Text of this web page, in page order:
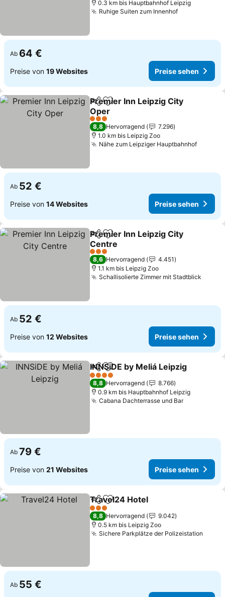
0.3 km bis Hauptbahnhof Leipzig
Ruhige Suiten zum InnenhofPreise sehen
Ab 64 €
Preise von 19 Websites Preise sehen
TeilenZu Favoriten hinzufügen
Premier Inn Leipzig City
Oper
Preise sehen
3 Sterne
8,8 Hervorragend
7.296
1.0 km bis Leipzig Zoo
Nähe zum Leipziger HauptbahnhofPreise
Ab 52 €
Preise von 14 Websites Preise sehen
TeilenZu Favoriten hinzufügen
Premier Inn Leipzig City
Centre
Preise sehen
3 Sterne
8,6 Hervorragend
4.451
1.1 km bis Leipzig Zoo
Schallisolierte Zimmer mit Stadtblick
Ab 52 €
Preise von 12 Websites Preise sehen
TeilenZu Favoriten hinzufügen
INNSiDE by Meliá Leipzig
4 Sterne
8,8 Hervorragend
8.766
0.9 km bis Hauptbahnhof Leipzig
Cabana Dachterrasse und BarPreise
Ab 79 €
Preise von 21 Websites Preise sehen
TeilenZu Favoriten hinzufügen
Travel24 Hotel
3 Sterne
8,8 Hervorragend
9.042
0.5 km bis Leipzig Zoo
Sichere Parkplätze der Polizeistation
Ab 55 €